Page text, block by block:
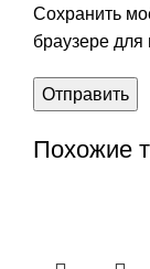
Сохранить
браузере
Похожие